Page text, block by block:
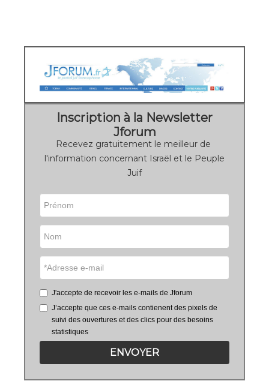
Inscription à la Newsletter
Jforum
Recevez gratuitement le meilleur de
l'information concernant Israël et le Peuple
Juif
J'accepte de recevoir les e-mails de Jforum
J’accepte que ces e-mails contienent des pixels de
suivi des ouvertures et des clics pour des besoins
statistiques
ENVOYER